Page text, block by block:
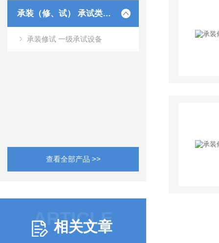
承装（修、试） 承试类仪器
承装修试 一级承试设备
查看全部产品 >>
ARTICLE
相关文章